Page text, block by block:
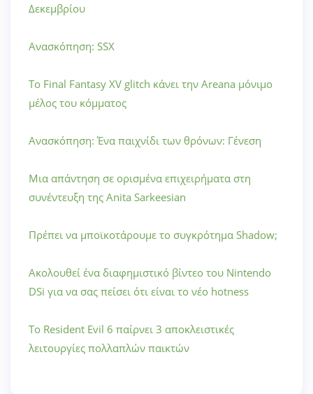
Δεκεμβρίου
Ανασκόπηση: SSX
Το Final Fantasy XV glitch κάνει την Areana μόνιμο
μέλος του κόμματος
Ανασκόπηση: Ένα παιχνίδι των θρόνων: Γένεση
Μια απάντηση σε ορισμένα επιχειρήματα στη
συνέντευξη της Anita Sarkeesian
Πρέπει να μποϊκοτάρουμε το συγκρότημα Shadow;
Ακολουθεί ένα διαφημιστικό βίντεο του Nintendo
DSi για να σας πείσει ότι είναι το νέο hotness
Το Resident Evil 6 παίρνει 3 αποκλειστικές
λειτουργίες πολλαπλών παικτών